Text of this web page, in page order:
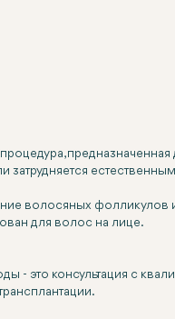
затрудняется
волосяных фолликулов
для волос на лице.
- это консультация с